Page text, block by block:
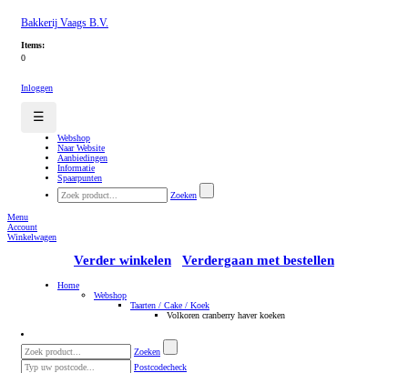
Bakkerij Vaags B.V.
Items:
0
Inloggen
☰
Webshop
Naar Website
Aanbiedingen
Informatie
Spaarpunten
Zoeken
Menu
Account
Winkelwagen
Verder winkelen Verdergaan met bestellen
Home
Webshop
Taarten / Cake / Koek
Volkoren cranberry haver koeken
Zoeken
Postcodecheck